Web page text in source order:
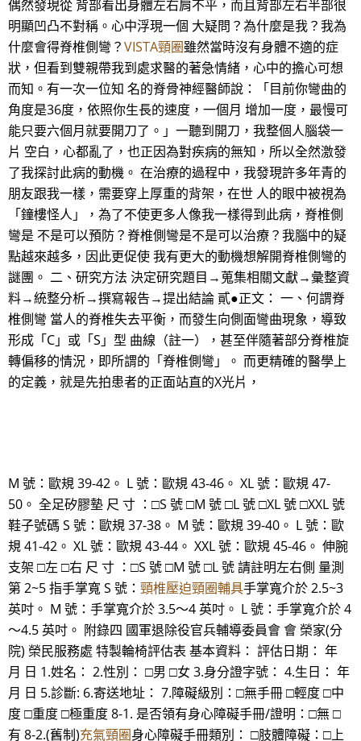
偶然發現從 背部看出身體左右肩不平，而且背部左右半部很
明顯凹凸不對稱。心中浮現一個 大疑問？為什麼是我？我為
什麼會得脊椎側彎？VISTA頸圈雖然當時沒有身體不適的症
狀，但看到雙親帶我到處求醫的著急情緒，心中的擔心可想
而知。有一次一位知 名的脊骨神經醫師說：「目前你彎曲的
角度是36度，依照你生長的速度，一個月 增加一度，最慢可
能只要六個月就要開刀了。」一聽到開刀，我整個人腦袋一
片 空白，心都亂了，也正因為對疾病的無知，所以全然激發
了我探討此病的動機。 在治療的過程中，我發現許多年青的
朋友跟我一樣，需要穿上厚重的背架，在世 人的眼中被視為
「鐘樓怪人」，為了不使更多人像我一樣得到此病，脊椎側
彎是 不是可以預防？脊椎側彎是不是可以治療？我腦中的疑
點越來越多，因此更促使 我有更大的動機想解開脊椎側彎的
謎團。 二、研究方法 決定研究題目→蒐集相關文獻→彙整資
料→統整分析→撰寫報告→提出結論 貳●正文： 一、何謂脊
椎側彎 當人的脊椎失去平衡，而發生向側面彎曲現象，導致
形成「C」或「S」型 曲線（註一），甚至伴隨著部分脊椎旋
轉偏移的情況，即所謂的「脊椎側彎」。 而更精確的醫學上
的定義，就是先拍患者的正面站直的X光片，
M 號：歐規 39-42。 L 號：歐規 43-46。 XL 號：歐規 47-
50。 全足矽膠墊 尺 寸 ：□S 號 □M 號 □L 號 □XL 號 □XXL 號
鞋子號碼 S 號：歐規 37-38。 M 號：歐規 39-40。 L 號：歐
規 41-42。 XL 號：歐規 43-44。 XXL 號：歐規 45-46。 伸腕
支架 □左 □右 尺 寸 ：□S 號 □M 號 □L 號 請註明左右側 量測
第 2~5 指手掌寬 S 號： 頸椎壓迫頸圈輔具手掌寬介於 2.5~3
英吋。 M 號：手掌寬介於 3.5～4 英吋。 L 號：手掌寬介於 4
～4.5 英吋。 附錄四 國軍退除役官兵輔導委員會 會 榮家(分
院) 榮民服務處 特製輪椅評估表 基本資料： 評估日期： 年
月 日 1.姓名： 2.性別： □男 □女 3.身分證字號： 4.生日： 年
月 日 5.診斷: 6.寄送地址： 7.障礙級別：□無手冊 □輕度 □中
度 □重度 □極重度 8-1. 是否領有身心障礙手冊/證明：□無 □
有 8-2.(舊制)充氣頸圈身心障礙手冊類別： □肢體障礙：□上